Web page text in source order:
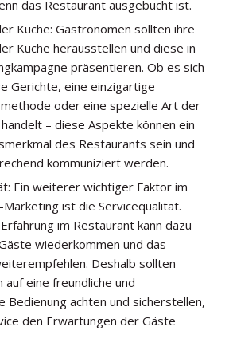
das Restaurant ausgebucht ist.
Küche: Gastronomen sollten ihre
Küche herausstellen und diese in
präsentieren. Ob es sich
Gerichte, eine einzigartige
oder eine spezielle Art der
– diese Aspekte können ein
des Restaurants sein und
kommuniziert werden.
Ein weiterer wichtiger Faktor im
ist die Servicequalität.
im Restaurant kann dazu
wiederkommen und das
Deshalb sollten
auf eine freundliche und
Bedienung achten und sicherstellen,
den Erwartungen der Gäste